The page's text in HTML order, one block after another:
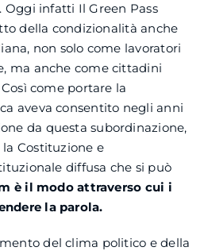
Oggi infatti Il Green Pass
della condizionalità anche
non solo come lavoratori
ma anche come cittadini
come portare la
aveva consentito negli anni
da questa subordinazione,
Costituzione e
diffusa che si può
è il modo attraverso cui i
la parola.
del clima politico e della